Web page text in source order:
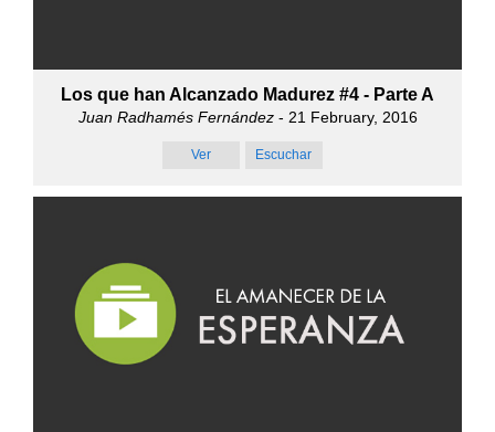
Los que han Alcanzado Madurez #4 - Parte A
Juan Radhamés Fernández- 21 February, 2016
Ver Escuchar